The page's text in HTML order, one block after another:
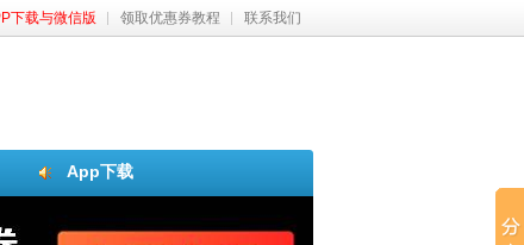
下载与微信版 领取优惠券教程 联系我们
App下载